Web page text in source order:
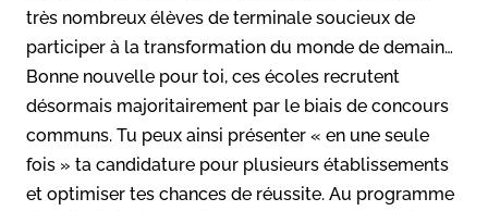
très nombreux élèves de terminale soucieux de
participer à la transformation du monde de demain…
Bonne nouvelle pour toi, ces écoles recrutent
désormais majoritairement par le biais de concours
communs. Tu peux ainsi présenter « en une seule
fois » ta candidature pour plusieurs établissements
et optimiser tes chances de réussite. Au programme